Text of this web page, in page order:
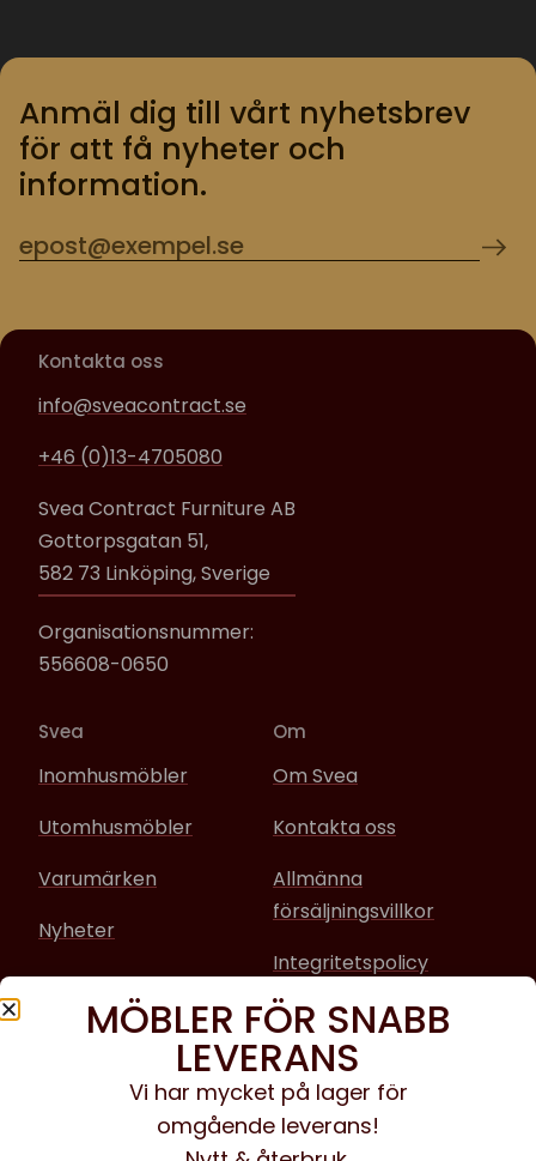
Anmäl dig till vårt nyhetsbrev
för att få nyheter och
information.
Kontakta oss
info@sveacontract.se
+46 (0)13-4705080
Svea Contract Furniture AB
Gottorpsgatan 51,
582 73 Linköping, Sverige
Organisationsnummer:
556608-0650
Svea
Inomhusmöbler
Utomhusmöbler
Varumärken
Nyheter
Om
Om Svea
Kontakta oss
Allmänna
försäljningsvillkor
Integritetspolicy
Sociala media
Facebook
Instagram
MÖBLER FÖR SNABB
LEVERANS
Vi har mycket på lager för
omgående leverans!